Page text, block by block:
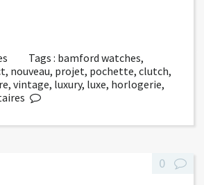
Tags : bamford watches,
, nouveau, projet, pochette, clutch,
, vintage, luxury, luxe, horlogerie,
0